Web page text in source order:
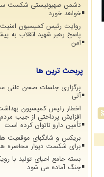
دشمن صهیونیستی شکست
خواهد خورد
روایت رئیس کمیسیون
پاسخ رهبر شهید انقلاب به
امن
پربحث ترین ها
برگزاری جلسات صحن علنی
آتی
اخطار رئیس کمیسیون
افزایش پرداختی از جیب مردم،
تأمین دارو ناتوان کرده است
بریکس و شانگهای موقعیت
برای شکست دیوار محاصره
بسته جامع احیای تولید با
جنگ آماده می شود